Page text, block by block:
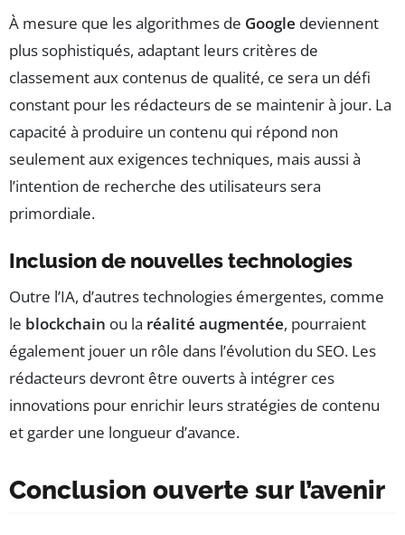
À mesure que les algorithmes de Google deviennent
plus sophistiqués, adaptant leurs critères de
classement aux contenus de qualité, ce sera un défi
constant pour les rédacteurs de se maintenir à jour. La
capacité à produire un contenu qui répond non
seulement aux exigences techniques, mais aussi à
l’intention de recherche des utilisateurs sera
primordiale.
Inclusion de nouvelles technologies
Outre l’IA, d’autres technologies émergentes, comme
le blockchain ou la réalité augmentée, pourraient
également jouer un rôle dans l’évolution du SEO. Les
rédacteurs devront être ouverts à intégrer ces
innovations pour enrichir leurs stratégies de contenu
et garder une longueur d’avance.
Conclusion ouverte sur l’avenir